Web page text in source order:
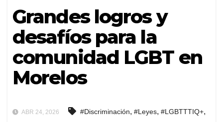
Grandes logros y
desafíos para la
comunidad LGBT en
Morelos
ABR 24, 2026 #Discriminación, #Leyes, #LGBTTTIQ+,